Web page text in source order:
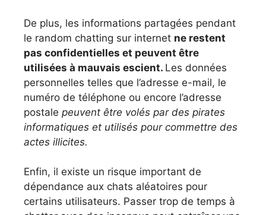
De plus, les informations partagées pendant
le random chatting sur internet ne restent
pas confidentielles et peuvent être
utilisées à mauvais escient. Les données
personnelles telles que l’adresse e-mail, le
numéro de téléphone ou encore l’adresse
postale peuvent être volés par des pirates
informatiques et utilisés pour commettre des
actes illicites.
Enfin, il existe un risque important de
dépendance aux chats aléatoires pour
certains utilisateurs. Passer trop de temps à